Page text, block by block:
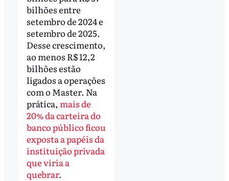
bilhões entre
setembro de 2024 e
setembro de 2025.
Desse crescimento,
ao menos R$ 12,2
bilhões estão
ligados a operações
com o Master. Na
prática, mais de
20% da carteira do
banco público ficou
exposta a papéis da
instituição privada
que viria a
quebrar.